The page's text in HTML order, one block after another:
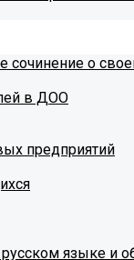
сочинение о
в ДОО
предприятий
языке и